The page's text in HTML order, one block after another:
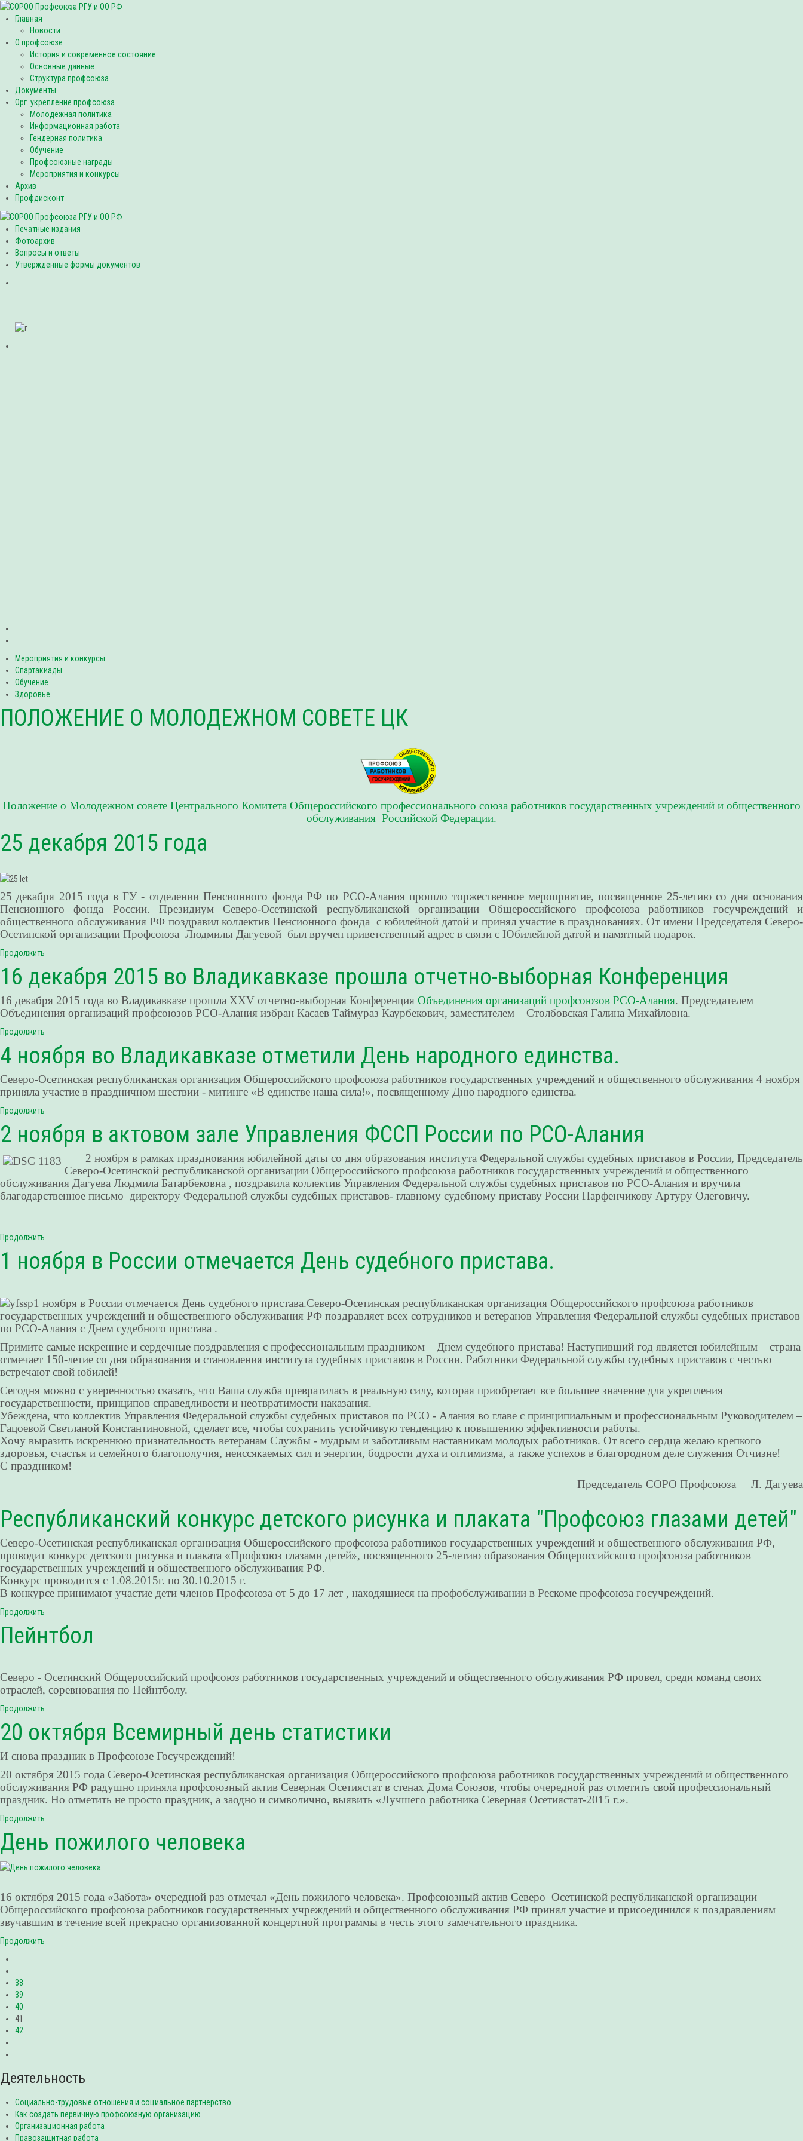
Главная
Новости
О профсоюзе
История и современное состояние
Основные данные
Структура профсоюза
Документы
Орг. укрепление профсоюза
Молодежная политика
Информационная работа
Гендерная политика
Обучение
Профсоюзные награды
Мероприятия и конкурсы
Архив
Профдисконт
Печатные издания
Фотоархив
Вопросы и ответы
Утвержденные формы документов
Мероприятия и конкурсы
Спартакиады
Обучение
Здоровье
ПОЛОЖЕНИЕ О МОЛОДЕЖНОМ СОВЕТЕ ЦК
Положение о Молодежном совете Центрального Комитета Общероссийского профессионального союза работников государственных учреждений и общественного
обслуживания Российской Федерации.
25 декабря 2015 года
25 декабря 2015 года в ГУ - отделении Пенсионного фонда РФ по РСО-Алания прошло торжественное мероприятие, посвященное 25-летию со дня основания
Пенсионного фонда России. Президиум Северо-Осетинской республиканской организации Общероссийского профсоюза работников госучреждений и
общественного обслуживания РФ поздравил коллектив Пенсионного фонда с юбилейной датой и принял участие в празднованиях. От имени Председателя Северо-
Осетинской организации Профсоюза Людмилы Дагуевой был вручен приветственный адрес в связи с Юбилейной датой и памятный подарок.
Продолжить
16 декабря 2015 во Владикавказе прошла отчетно-выборная Конференция
16 декабря 2015 года во Владикавказе прошла XXV отчетно-выборная Конференция Объединения организаций профсоюзов РСО-Алания. Председателем
Объединения организаций профсоюзов РСО-Алания избран Касаев Таймураз Каурбекович, заместителем – Столбовская Галина Михайловна.
Продолжить
4 ноября во Владикавказе отметили День народного единства.
Северо-Осетинская республиканская организация Общероссийского профсоюза работников государственных учреждений и общественного обслуживания 4 ноября
приняла участие в праздничном шествии - митинге «В единстве наша сила!», посвященному Дню народного единства.
Продолжить
2 ноября в актовом зале Управления ФССП России по РСО-Алания
2 ноября в рамках празднования юбилейной даты со дня образования института Федеральной службы судебных приставов в России, Председатель
Северо-Осетинской республиканской организации Общероссийского профсоюза работников государственных учреждений и общественного
обслуживания Дагуева Людмила Батарбековна , поздравила коллектив Управления Федеральной службы судебных приставов по РСО-Алания и вручила
благодарственное письмо директору Федеральной службы судебных приставов- главному судебному приставу России Парфенчикову Артуру Олеговичу.
Продолжить
1 ноября в России отмечается День судебного пристава.
1 ноября в России отмечается День судебного пристава.Северо-Осетинская республиканская организация Общероссийского профсоюза работников
государственных учреждений и общественного обслуживания РФ поздравляет всех сотрудников и ветеранов Управления Федеральной службы судебных приставов
по РСО-Алания с Днем судебного пристава .
Примите самые искренние и сердечные поздравления с профессиональным праздником – Днем судебного пристава! Наступивший год является юбилейным – страна
отмечает 150-летие со дня образования и становления института судебных приставов в России. Работники Федеральной службы судебных приставов с честью
встречают свой юбилей!
Сегодня можно с уверенностью сказать, что Ваша служба превратилась в реальную силу, которая приобретает все большее значение для укрепления
государственности, принципов справедливости и неотвратимости наказания.
Убеждена, что коллектив Управления Федеральной службы судебных приставов по РСО - Алания во главе с принципиальным и профессиональным Руководителем –
Гацоевой Светланой Константиновной, сделает все, чтобы сохранить устойчивую тенденцию к повышению эффективности работы.
Хочу выразить искреннюю признательность ветеранам Службы - мудрым и заботливым наставникам молодых работников. От всего сердца желаю крепкого
здоровья, счастья и семейного благополучия, неиссякаемых сил и энергии, бодрости духа и оптимизма, а также успехов в благородном деле служения Отчизне!
С праздником!
Председатель СОРО Профсоюза Л. Дагуева
Республиканский конкурс детского рисунка и плаката "Профсоюз глазами детей"
Северо-Осетинская республиканская организация Общероссийского профсоюза работников государственных учреждений и общественного обслуживания РФ,
проводит конкурс детского рисунка и плаката «Профсоюз глазами детей», посвященного 25-летию образования Общероссийского профсоюза работников
государственных учреждений и общественного обслуживания РФ.
Конкурс проводится с 1.08.2015г. по 30.10.2015 г.
В конкурсе принимают участие дети членов Профсоюза от 5 до 17 лет , находящиеся на профобслуживании в Рескоме профсоюза госучреждений.
Продолжить
Пейнтбол
Северо - Осетинский Общероссийский профсоюз работников государственных учреждений и общественного обслуживания РФ провел, среди команд своих
отраслей, соревнования по Пейнтболу.
Продолжить
20 октября Всемирный день статистики
И снова праздник в Профсоюзе Госучреждений!
20 октября 2015 года Северо-Осетинская республиканская организация Общероссийского профсоюза работников государственных учреждений и общественного
обслуживания РФ радушно приняла профсоюзный актив Северная Осетиястат в стенах Дома Союзов, чтобы очередной раз отметить свой профессиональный
праздник. Но отметить не просто праздник, а заодно и символично, выявить «Лучшего работника Северная Осетиястат-2015 г.».
Продолжить
День пожилого человека
16 октября 2015 года «Забота» очередной раз отмечал «День пожилого человека». Профсоюзный актив Северо–Осетинской республиканской организации
Общероссийского профсоюза работников государственных учреждений и общественного обслуживания РФ принял участие и присоединился к поздравлениям
звучавшим в течение всей прекрасно организованной концертной программы в честь этого замечательного праздника.
Продолжить
38
39
40
41
42
Деятельность
Социально-трудовые отношения и социальное партнерство
Как создать первичную профсоюзную организацию
Организационная работа
Правозащитная работа